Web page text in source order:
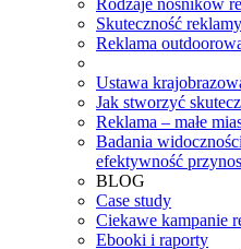
Rodzaje nośników
Skuteczność
Reklama
Ustawa
Jak stworzyć
Reklama – małe
Badania
efektywność
BLOG
Case study
Ciekawe kampanie
Ebooki i raporty